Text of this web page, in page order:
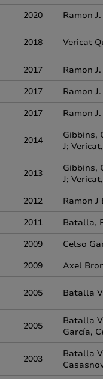
2020
Ramon
2018 Vericat
2017
Ramon
2017
Ramon
2017 Ramon
2014
Gibbins,
J;
2013
Gibbins,
J;
2012
Ramon
2011
Batalla,
2009
Celso
2009
Axel
2005 Batalla
2005
Batalla
García,
2003
Batalla